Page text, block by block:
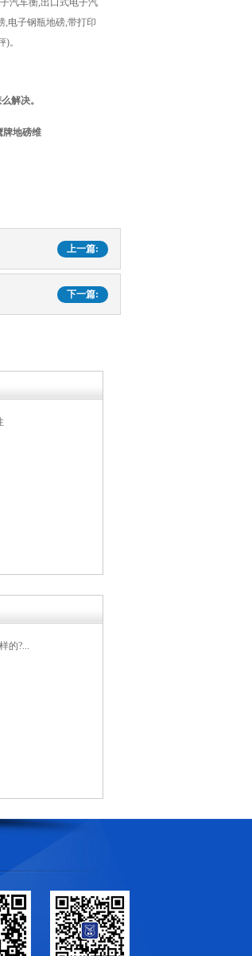
汽车衡,出口式电子汽
,电子钢瓶地磅,带打印
。
解决。
牌地磅维
上一篇:
下一篇:
的?...